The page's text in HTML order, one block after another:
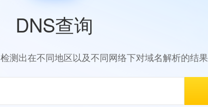
DNS查询
测出在不同地区以及不同网络下对域名解析的结果